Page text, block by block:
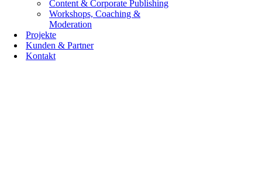
Content & Corporate Publishing
Workshops, Coaching &
Moderation
Projekte
Kunden & Partner
Kontakt